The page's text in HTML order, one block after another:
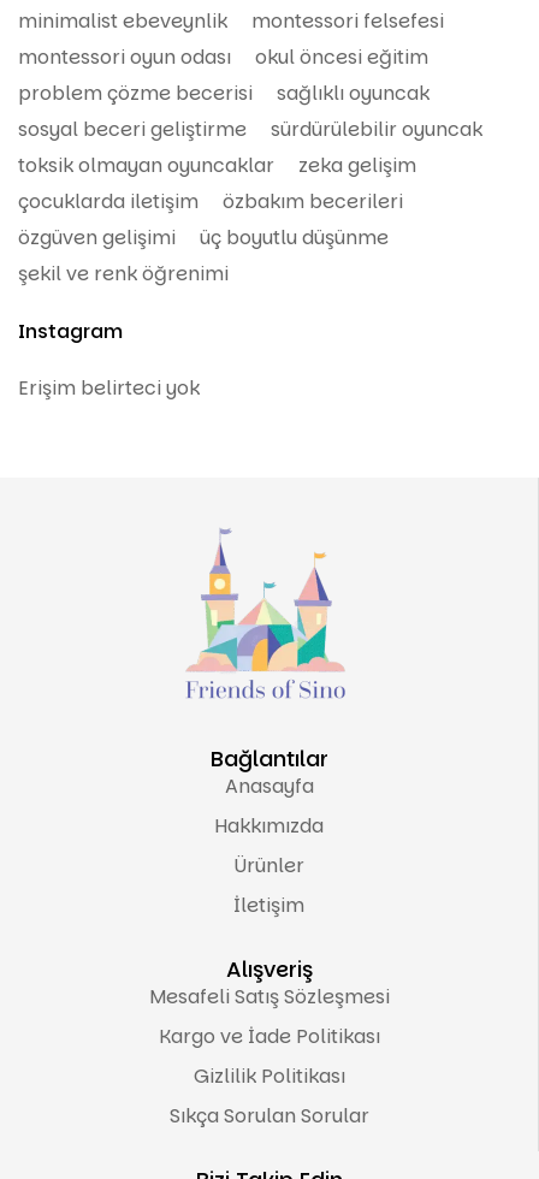
minimalist ebeveynlik
montessori felsefesi
montessori oyun odası
okul öncesi eğitim
problem çözme becerisi
sağlıklı oyuncak
sosyal beceri geliştirme
sürdürülebilir oyuncak
toksik olmayan oyuncaklar
zeka gelişim
çocuklarda iletişim
özbakım becerileri
özgüven gelişimi
üç boyutlu düşünme
şekil ve renk öğrenimi
Instagram
Erişim belirteci yok
Bağlantılar
Anasayfa
Hakkımızda
Ürünler
İletişim
Alışveriş
Mesafeli Satış Sözleşmesi
Kargo ve İade Politikası
Gizlilik Politikası
Sıkça Sorulan Sorular